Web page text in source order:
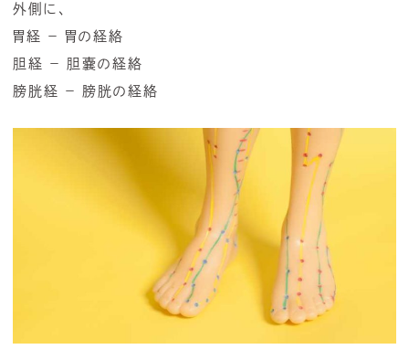
外側に、
胃経 － 胃の経絡
胆経 － 胆嚢の経絡
膀胱経 － 膀胱の経絡